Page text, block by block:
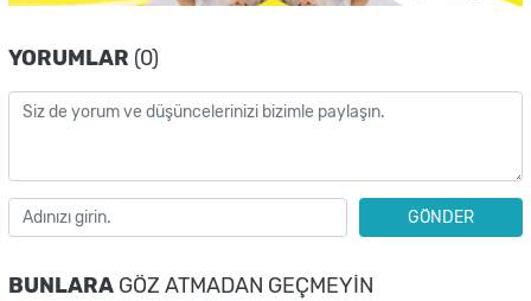
YORUMLAR (0)
GÖNDER
BUNLARA GÖZ ATMADAN GEÇMEYIN